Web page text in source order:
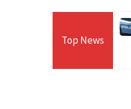
Top News
in 24 ore sulle Alpi:
Paradiso, Cervino e